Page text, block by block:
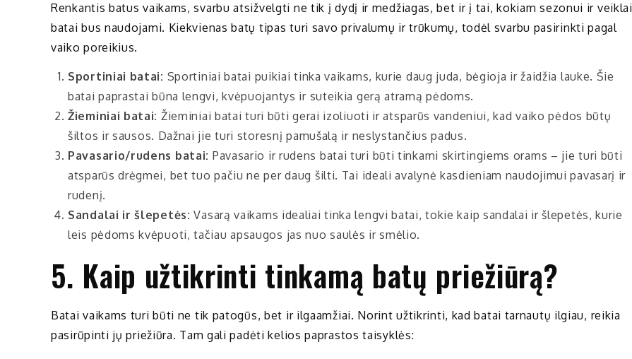
Renkantis batus vaikams, svarbu atsižvelgti ne tik į dydį ir medžiagas, bet ir į tai, kokiam sezonui ir veiklai
batai bus naudojami. Kiekvienas batų tipas turi savo privalumų ir trūkumų, todėl svarbu pasirinkti pagal
vaiko poreikius.
Sportiniai batai: Sportiniai batai puikiai tinka vaikams, kurie daug juda, bėgioja ir žaidžia lauke. Šie
batai paprastai būna lengvi, kvėpuojantys ir suteikia gerą atramą pėdoms.
Žieminiai batai: Žieminiai batai turi būti gerai izoliuoti ir atsparūs vandeniui, kad vaiko pėdos būtų
šiltos ir sausos. Dažnai jie turi storesnį pamušalą ir neslystančius padus.
Pavasario/rudens batai: Pavasario ir rudens batai turi būti tinkami skirtingiems orams – jie turi būti
atsparūs drėgmei, bet tuo pačiu ne per daug šilti. Tai ideali avalynė kasdieniam naudojimui pavasarį ir
rudenį.
Sandalai ir šlepetės: Vasarą vaikams idealiai tinka lengvi batai, tokie kaip sandalai ir šlepetės, kurie
leis pėdoms kvėpuoti, tačiau apsaugos jas nuo saulės ir smėlio.
5. Kaip užtikrinti tinkamą batų priežiūrą?
Batai vaikams turi būti ne tik patogūs, bet ir ilgaamžiai. Norint užtikrinti, kad batai tarnautų ilgiau, reikia
pasirūpinti jų priežiūra. Tam gali padėti kelios paprastos taisyklės: